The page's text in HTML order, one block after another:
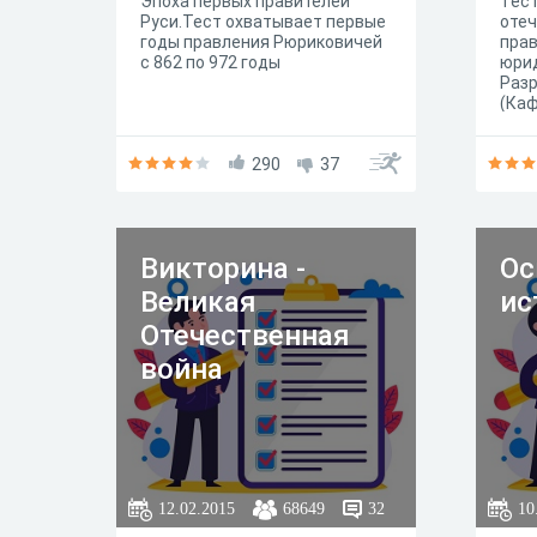
Руси.Тест охватывает первые
годы правления Рюриковичей
с 862 по 972 годы
290 37
Викторина -
Великая
Отечественная
война
12.02.2015 68649 32